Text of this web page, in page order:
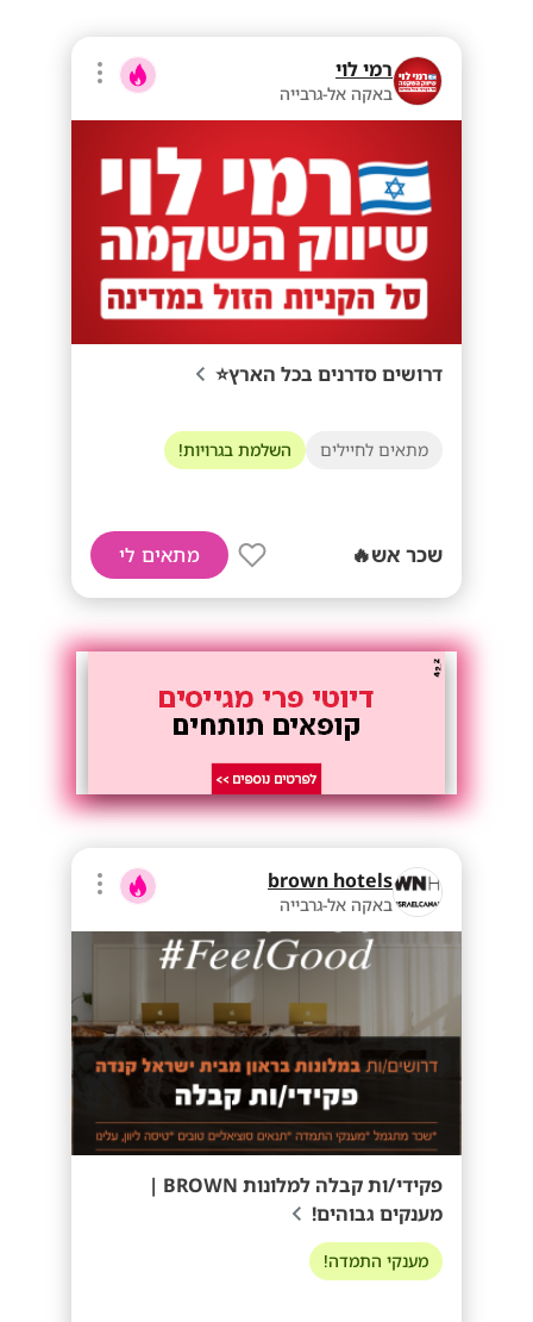
רמי לוי
באקה אל-גרבייה
דרושים סדרנים בכל הארץ⭐
מתאים לחיילים השלמת בגרויות!
שכר אש🔥 מתאים לי
brown hotels
באקה אל-גרבייה
פקידי/ות קבלה למלונות BROWN |
מענקים גבוהים!
מענקי התמדה!